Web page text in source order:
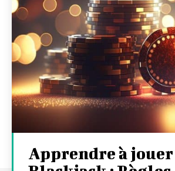
Apprendre à jouer